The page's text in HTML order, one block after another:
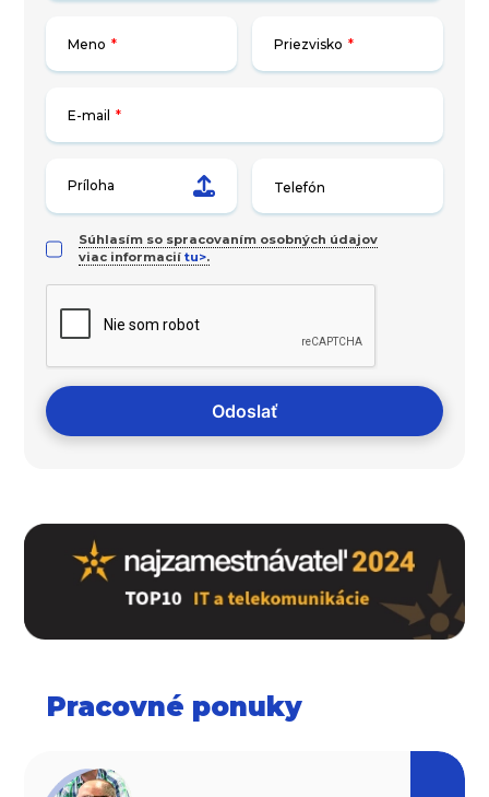
Meno * Priezvisko *
E-mail *
Príloha
Súhlasím so spracovaním osobných údajov
viac informaciítu>.
Pracovné ponuky